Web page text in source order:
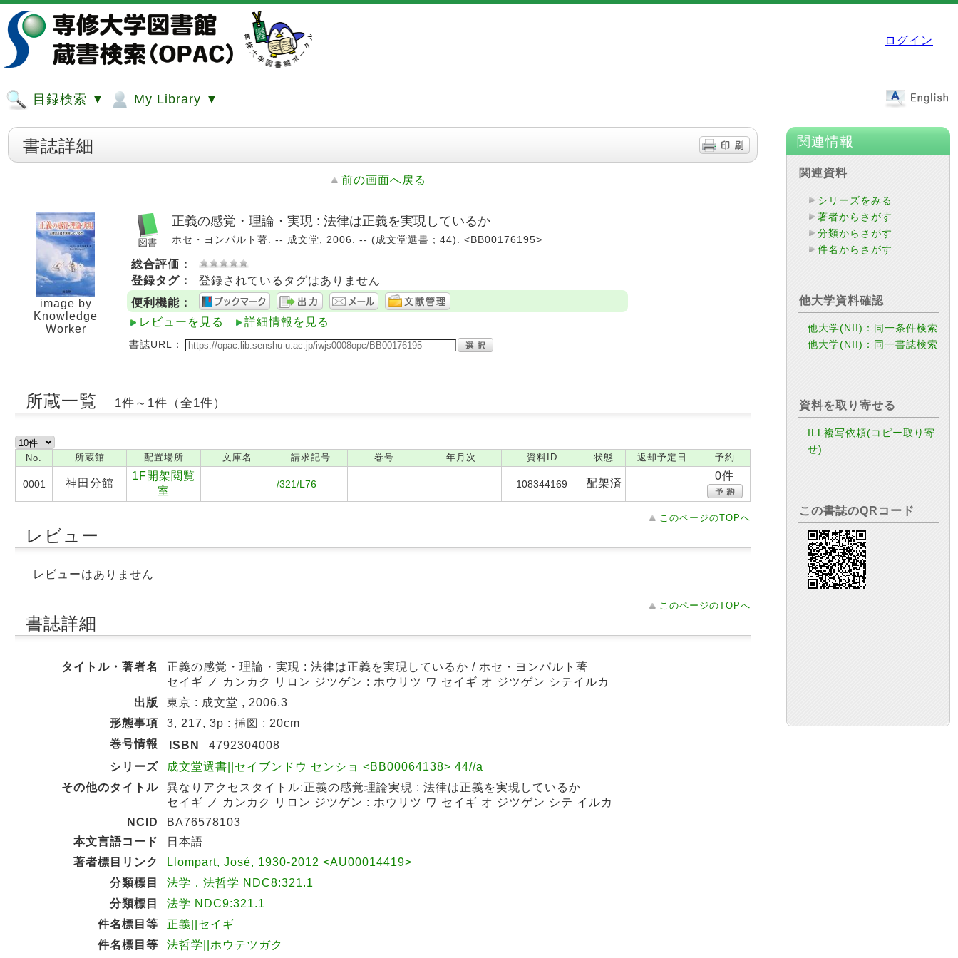
ログイン
目録検索 ▼ My Library ▼
書誌詳細
前の画面へ戻る
image by
Knowledge
Worker
正義の感覚・理論・実現 : 法律は正義を実現しているか
ホセ・ヨンパルト著. -- 成文堂, 2006. -- (成文堂選書 ; 44). <BB00176195>
総合評価：
登録タグ：
登録されているタグはありません
便利機能：
レビューを見る
詳細情報を見る
書誌URL：
所蔵一覧 1件～1件（全1件）
No. 所蔵館 配置場所 文庫名 請求記号 巻号 年月次 資料ID 状態 返却予定日 予約
0001 神田分館
1F開架閲覧
室
/321/L76 108344169 配架済
0件
このページのTOPへ
レビュー
レビューはありません
このページのTOPへ
書誌詳細
タイトル・著者名
正義の感覚・理論・実現 : 法律は正義を実現しているか / ホセ・ヨンパルト著
セイギ ノ カンカク リロン ジツゲン : ホウリツ ワ セイギ オ ジツゲン シテイルカ
出版
東京 : 成文堂 , 2006.3
形態事項
3, 217, 3p : 挿図 ; 20cm
巻号情報
ISBN
4792304008
シリーズ
成文堂選書||セイブンドウ センショ <BB00064138> 44//a
その他のタイトル
異なりアクセスタイトル:正義の感覚理論実現 : 法律は正義を実現しているか
セイギ ノ カンカク リロン ジツゲン : ホウリツ ワ セイギ オ ジツゲン シテ イルカ
NCID
BA76578103
本文言語コード
日本語
著者標目リンク
Llompart, José, 1930-2012 <AU00014419>
分類標目
法学．法哲学 NDC8:321.1
分類標目
法学 NDC9:321.1
件名標目等
正義||セイギ
件名標目等
法哲学||ホウテツガク
関連情報
関連資料
シリーズをみる
著者からさがす
分類からさがす
件名からさがす
他大学資料確認
他大学(NII)：同一条件検索
他大学(NII)：同一書誌検索
資料を取り寄せる
ILL複写依頼(コピー取り寄
せ)
この書誌のQRコード